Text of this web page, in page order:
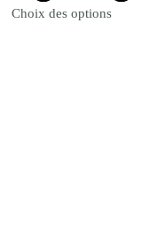
Choix des options